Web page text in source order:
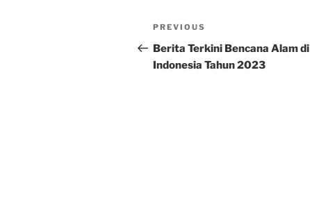
Post
navigation
Previous
Post
PREVIOUS
Berita Terkini Bencana Alam di
Indonesia Tahun 2023